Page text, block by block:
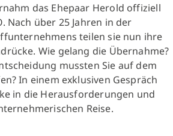
das Ehepaar Herold offiziell
Nach über 25 Jahren in der
teilen sie nun ihre
Wie gelang die Übernahme?
mussten Sie auf dem
In einem exklusiven Gespräch
in die Herausforderungen und
Reise.